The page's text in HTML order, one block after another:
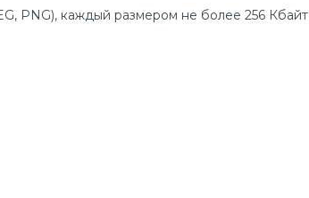
PNG), каждый размером не более 256 Кбайт